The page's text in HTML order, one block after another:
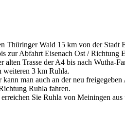
Thüringer Wald 15 km von der Stadt
zur Abfahrt Eisenach Ost / Richtung
alten Trasse der A4 bis nach Wutha-
weiteren 3 km Ruhla.
man auch an der neu
Ruhla fahren.
Sie Ruhla von Meiningen